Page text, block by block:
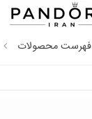
فهرست محصولات